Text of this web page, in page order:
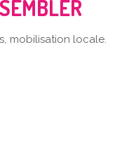
mobilisation